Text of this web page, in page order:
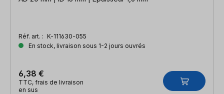
Réf. art. : K-111630-055
En stock, livraison sous 1-2 jours ouvrés
6,38 €
TTC, frais de livraison
en sus